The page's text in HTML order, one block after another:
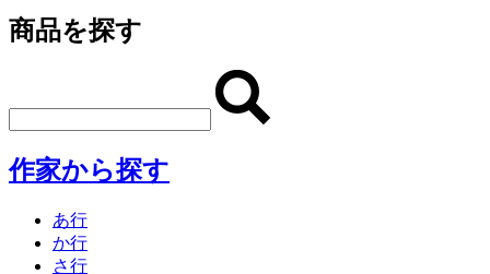
商品を探す
作家から探す
あ行
か行
さ行